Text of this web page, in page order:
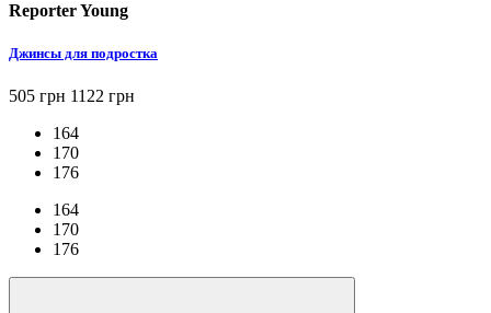
Reporter Young
Джинсы для подростка
505 грн 1122 грн
164
170
176
164
170
176